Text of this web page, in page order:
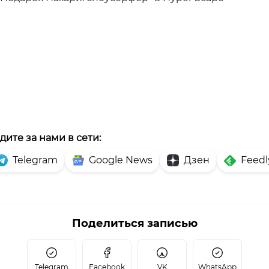
за нами в сети:
Telegram
Google News Дзен
Поделиться записью
Telegram Facebook VK WhatsApp